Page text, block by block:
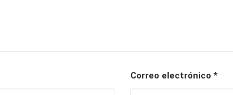
Correo electrónico *